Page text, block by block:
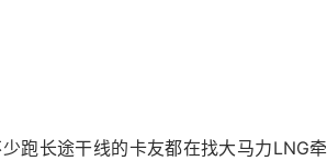
少跑长途干线的卡友都在找大马力LNG牵